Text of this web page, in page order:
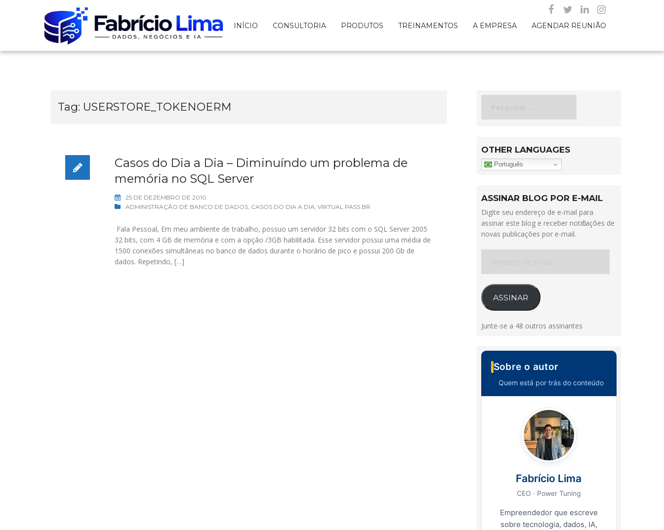
INÍCIO CONSULTORIA PRODUTOS TREINAMENTOS A EMPRESA AGENDAR REUNIÃO
Tag: USERSTORE_TOKENOERM
Casos do Dia a Dia – Diminuíndo um problema de
memória no SQL Server
25 DE DEZEMBRO DE 2010
ADMINISTRAÇÃO DE BANCO DE DADOS, CASOS DO DIA A DIA, VIRTUAL PASS BR
Fala Pessoal, Em meu ambiente de trabalho, possuo um servidor 32 bits com o SQL Server 2005
32 bits, com 4 GB de memória e com a opção /3GB habilitada. Esse servidor possui uma média de
1500 conexões simultâneas no banco de dados durante o horário de pico e possui 200 Gb de
dados. Repetindo, […]
OTHER LANGUAGES
Português
ASSINAR BLOG POR E-MAIL
Digite seu endereço de e-mail para
assinar este blog e receber notificações de
novas publicações por e-mail.
e-
mail
ASSINAR
Junte-se a 48 outros assinantes
Sobre o autor
Quem está por trás do conteúdo
Fabrício Lima
CEO · Power Tuning
Empreendedor que escreve
sobre tecnologia, dados, IA,